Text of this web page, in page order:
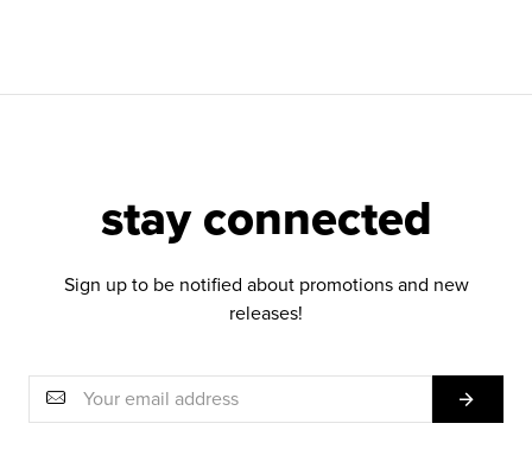
stay connected
Sign up to be notified about promotions and new
releases!